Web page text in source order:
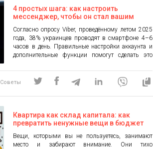
4 простых шага: как настроить
мессенджер, чтобы он стал вашим
Согласно опросу Viber, проведённому летом 2025
года, 38% украинцев проводят в смартфоне 4–6
часов в день. Правильные настройки аккаунта и
дополнительные функции помогут сделать это
напомнил об инструментах, которые превратят
мессенджер в помощника для повседневных
задач. Шаг №1: Воспользуйтесь функциями
краткого изложения Перечитывание
может отнимать […]
Советы
Квартира как склад капитала: как
превратить ненужные вещи в бюджет
Вещи, которыми вы не пользуетесь, занимают
место и забирают внимание. Они тихо